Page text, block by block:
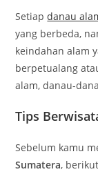
Setiapdanau
yang berbeda,
keindahan alam
berpetualang
alam, danau-
Tips
Sebelum kamu
Sumatera,